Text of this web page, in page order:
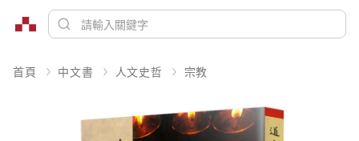
首頁 中文書 人文史哲 宗教